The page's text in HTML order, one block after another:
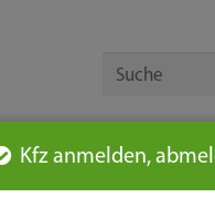
Kfz anmelden,